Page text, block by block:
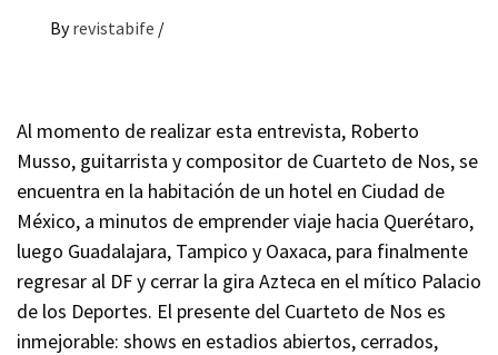
By revistabife /
Al momento de realizar esta entrevista, Roberto
Musso, guitarrista y compositor de Cuarteto de Nos, se
encuentra en la habitación de un hotel en Ciudad de
México, a minutos de emprender viaje hacia Querétaro,
luego Guadalajara, Tampico y Oaxaca, para finalmente
regresar al DF y cerrar la gira Azteca en el mítico Palacio
de los Deportes. El presente del Cuarteto de Nos es
inmejorable: shows en estadios abiertos, cerrados,